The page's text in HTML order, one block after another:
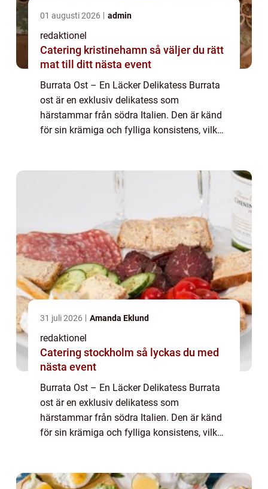
01 augusti 2026 admin
redaktionel
Catering kristinehamn så väljer du rätt
mat till ditt nästa event
Burrata Ost – En Läcker Delikatess Burrata
ost är en exklusiv delikatess som
härstammar från södra Italien. Den är känd
för sin krämiga och fylliga konsistens, vilket
31 juli 2026 Amanda Eklund
redaktionel
Catering stockholm så lyckas du med
nästa event
Burrata Ost – En Läcker Delikatess Burrata
ost är en exklusiv delikatess som
härstammar från södra Italien. Den är känd
för sin krämiga och fylliga konsistens, vilket